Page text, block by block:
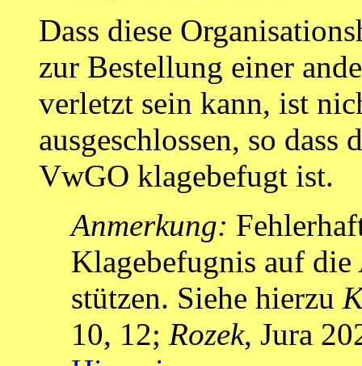
Dass diese
zur Bestellung einer
verletzt sein kann, ist
ausgeschlossen, so
VwGO klagebefugt ist.
Anmerkung:
Klagebefugnis auf die
stützen. Siehe hierzu
10, 12; Rozek, Jura